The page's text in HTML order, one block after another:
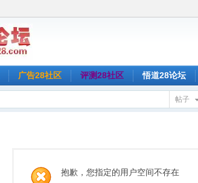
广告28社区 评测28社区 悟道28论坛
帖子
抱歉，您指定的用户空间不存在